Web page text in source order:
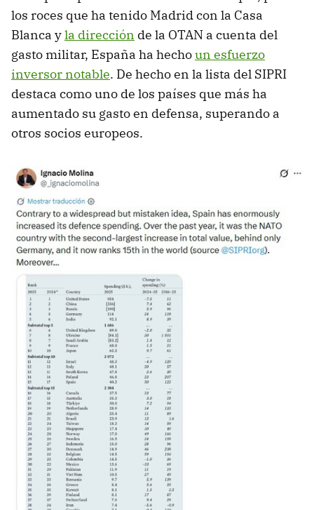
los roces que ha tenido Madrid con la Casa
Blanca yla dirección de la OTAN a cuenta del
gasto militar, España ha hechoun esfuerzo
inversor notable. De hecho en la lista del SIPRI
destaca como uno de los países que más ha
aumentado su gasto en defensa, superando a
otros socios europeos.